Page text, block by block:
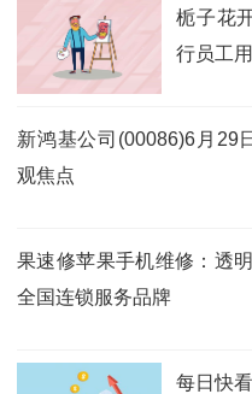
栀子花
行员工
新鸿基公司(00086)6月29
观焦点
果速修苹果手机维修：透
全国连锁服务品牌
每日快